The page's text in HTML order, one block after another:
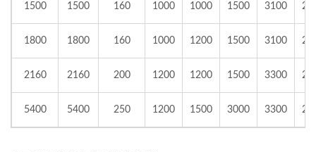
1500 1500 160 1000 1000 1500 3100
1800 1800 160 1000 1200 1500 3100
2160 2160 200 1200 1200 1500 3300
5400 5400 250 1200 1500 3000 3300